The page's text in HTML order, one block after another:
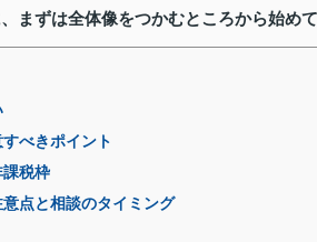
まずは全体像をつかむところから始めて
べきポイント
課税枠
点と相談のタイミング